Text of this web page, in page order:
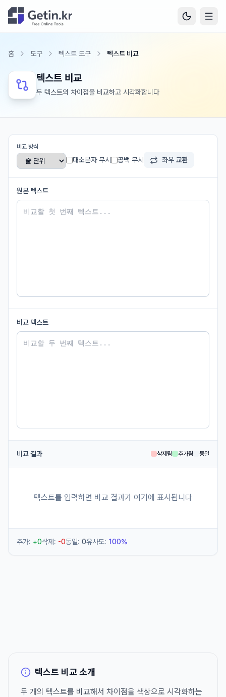
홈 도구 텍스트 도구 텍스트 비교
텍스트 비교
두 텍스트의 차이점을 비교하고 시각화합니다
비교 방식
대소문자 무시 공백 무시 좌우 교환
원본 텍스트
비교 텍스트
비교 결과 삭제됨 추가됨 동일
텍스트를 입력하면 비교 결과가 여기에 표시됩니다
추가: +0삭제: -0동일: 0유사도: 100%
텍스트 비교 소개
두 개의 텍스트를 비교해서 차이점을 색상으로 시각화하는